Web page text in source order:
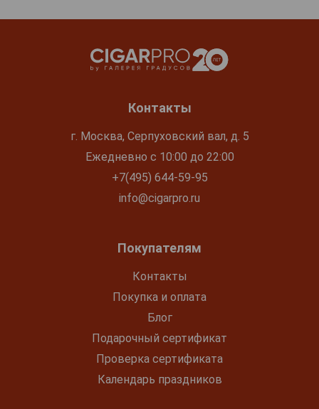
Контакты
г. Москва, Серпуховский вал, д. 5
Ежедневно с 10:00 до 22:00
+7(495) 644-59-95
info@cigarpro.ru
Покупателям
Контакты
Покупка и оплата
Блог
Подарочный сертификат
Проверка сертификата
Календарь праздников